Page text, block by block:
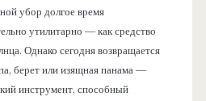
убор долгое время
утилитарно — как средство
Однако сегодня возвращается
берет или изящная панама —
инструмент, способный